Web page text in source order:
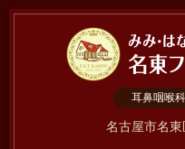
耳鼻咽喉科
名古屋市名